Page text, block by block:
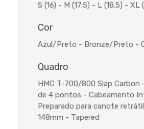
S (16) - M (17.5) - L (18.5) -
Cor
Azul/Preto - Bronze/Preto -
Quadro
HMC T-700/800 Slap Carbon
de 4 pontos - Cabeamento
Preparado para canote
148mm - Tapered